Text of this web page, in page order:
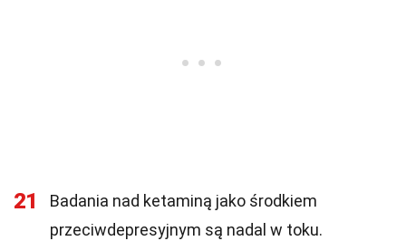
21
Badania nad ketaminą jako środkiem
przeciwdepresyjnym są nadal w toku.